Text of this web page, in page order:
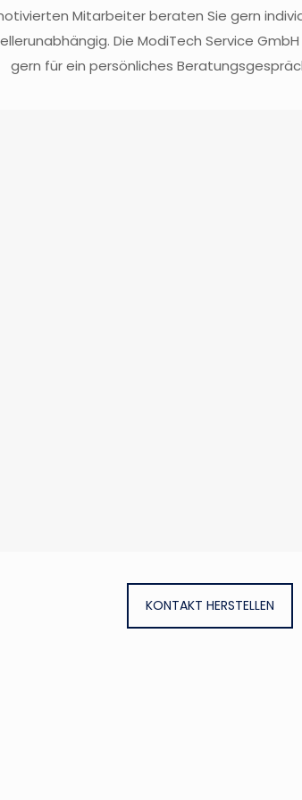
Mitarbeiter beraten Sie gern
Die ModiTech Service
gern für ein persönliches
KONTAKT HERSTELLEN